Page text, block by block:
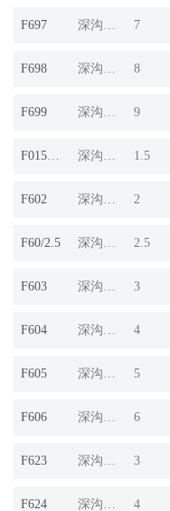
F697 深沟球轴承 7
F698 深沟球轴承 8
F699 深沟球轴承 9
F015M06 深沟球轴承 1.5
F602 深沟球轴承 2
F60/2.5 深沟球轴承 2.5
F603 深沟球轴承 3
F604 深沟球轴承 4
F605 深沟球轴承 5
F606 深沟球轴承 6
F623 深沟球轴承 3
F624 深沟球轴承 4